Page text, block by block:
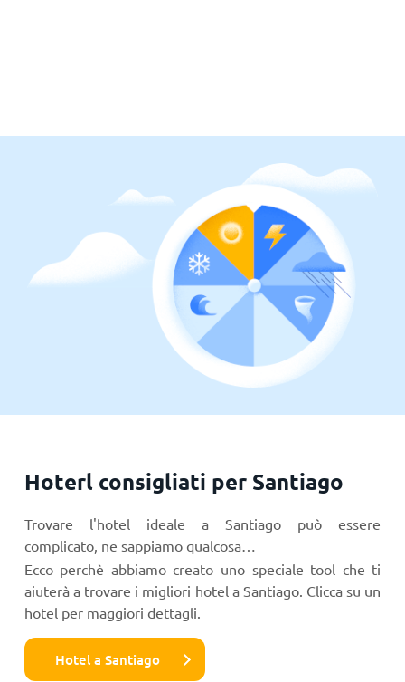
Hoterl consigliati per Santiago
Trovare l'hotel ideale a Santiago può essere
complicato, ne sappiamo qualcosa…
Ecco perchè abbiamo creato uno speciale tool che ti
aiuterà a trovare i migliori hotel a Santiago. Clicca su un
hotel per maggiori dettagli.
Hotel a Santiago